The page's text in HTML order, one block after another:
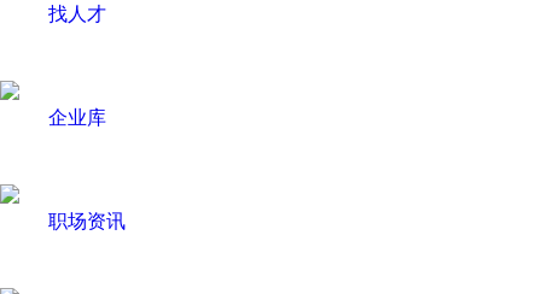
找人才
企业库
职场资讯